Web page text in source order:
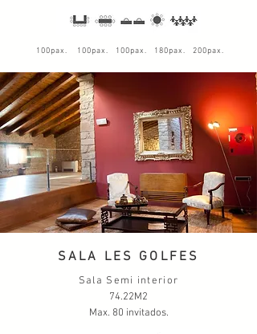
100pax. 100pax. 100pax. 180pax. 200pax.
SALA LES GOLFES
Sala Semi interior
74.22M2
Max. 80 invitados.